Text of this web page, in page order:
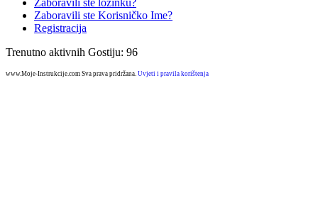
Zaboravili ste Korisničko Ime?
Registracija
Trenutno aktivnih Gostiju: 96
www.Moje-Instrukcije.com Sva prava pridržana. Uvjeti i pravila korištenja